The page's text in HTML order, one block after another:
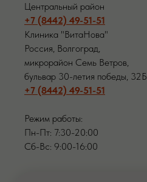
Центральный район
+7 (8442) 49-51-51
Клиника "ВитаНова"
Россия, Волгоград,
микрорайон Семь Ветров,
бульвар 30-летия победы, 32Б
+7 (8442) 49-51-51
Режим работы:
Пн-Пт: 7:30-20:00
Сб-Вс: 9:00-16:00